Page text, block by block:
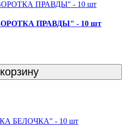
ПРАВДЫ" - 10 шт